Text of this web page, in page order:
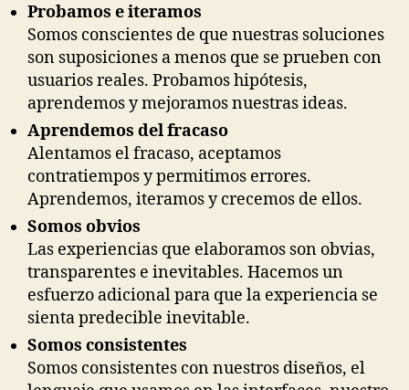
Probamos e iteramos
Somos conscientes de que nuestras soluciones
son suposiciones a menos que se prueben con
usuarios reales. Probamos hipótesis,
aprendemos y mejoramos nuestras ideas.
Aprendemos del fracaso
Alentamos el fracaso, aceptamos
contratiempos y permitimos errores.
Aprendemos, iteramos y crecemos de ellos.
Somos obvios
Las experiencias que elaboramos son obvias,
transparentes e inevitables. Hacemos un
esfuerzo adicional para que la experiencia se
sienta predecible inevitable.
Somos consistentes
Somos consistentes con nuestros diseños, el